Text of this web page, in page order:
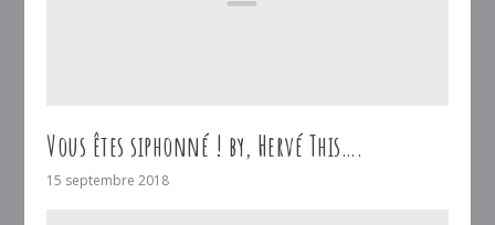
Vous êtes siphonné ! by, Hervé This….
15 septembre 2018